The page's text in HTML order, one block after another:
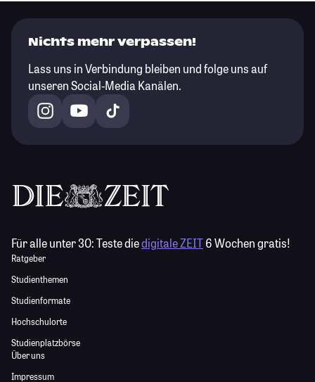
Nichts mehr verpassen!
Lass uns in Verbindung bleiben und folge uns auf
unseren Social-Media Kanälen.
Für alle unter 30:Teste diedigitale ZEIT6 Wochen gratis!
Ratgeber
Studienthemen
Studienformate
Hochschulorte
Studienplatzbörse
Über uns
Impressum